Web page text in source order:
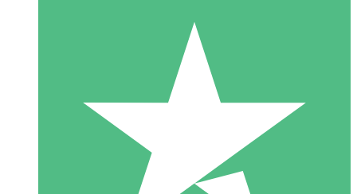
10 Downloads
20 00